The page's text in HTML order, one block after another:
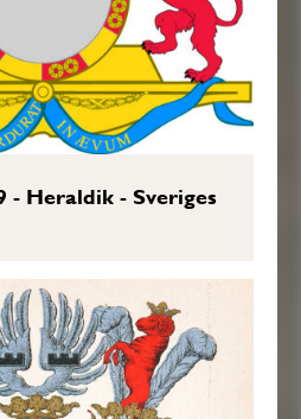
RHA, 13:007.
Borgkvist Ljung,
- Heraldik - Sveriges